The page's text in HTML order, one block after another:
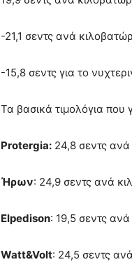
-21,1 σεντς ανά
-15,8 σεντς για το
Τα βασικά τιμολόγια
Protergia: 24,8 σεντς
Ήρων: 24,9 σεντς ανά
Elpedison: 19,5 σεντς
Watt&Volt: 24,5 σεντς